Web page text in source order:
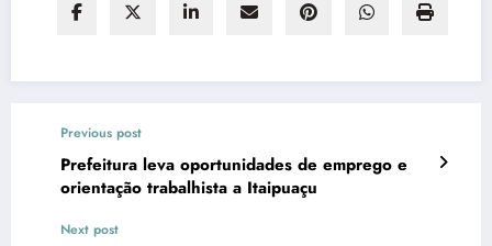
Previous post
Prefeitura leva oportunidades de emprego e
orientação trabalhista a Itaipuaçu
Next post